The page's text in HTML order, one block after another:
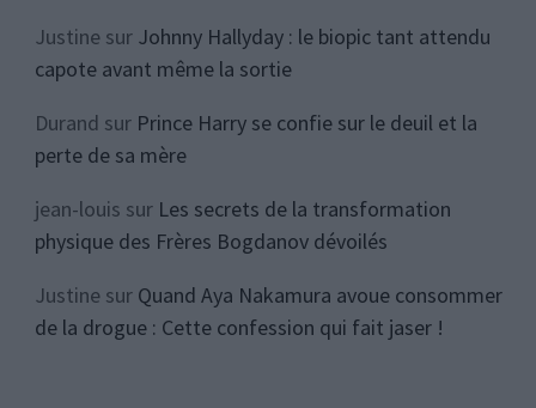
Justinesur Johnny Hallyday : le biopic tant attendu
capote avant même la sortie
Durand sur Prince Harry se confie sur le deuil et la
perte de sa mère
jean-louis sur Les secrets de la transformation
physique des Frères Bogdanov dévoilés
Justinesur Quand Aya Nakamura avoue consommer
de la drogue : Cette confession qui fait jaser !